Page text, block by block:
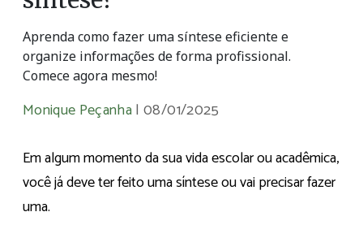
Aprenda como fazer uma síntese eficiente e
organize informações de forma profissional.
Comece agora mesmo!
Monique Peçanha |08/01/2025
Em algum momento da sua vida escolar ou acadêmica,
você já deve ter feito uma síntese ou vai precisar fazer
uma.